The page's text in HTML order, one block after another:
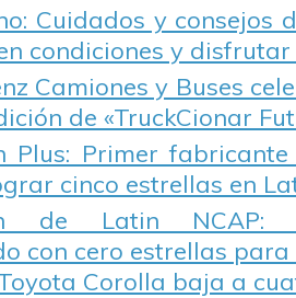
Cuidados y consejos
condiciones y disfrutar
Camiones y Buses
de «TruckCionar
Plus: Primer
cinco estrellas en
de Latin NCAP:
con cero estrellas para
Corolla baja a